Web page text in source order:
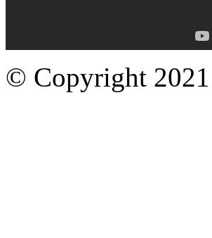
© Copyright 2021